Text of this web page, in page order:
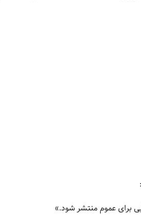
برای عموم منتشر شود.»